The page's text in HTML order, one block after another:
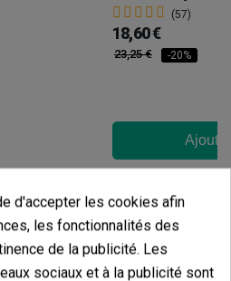
(57)
18,60 €
23,25 € -20%
100.00%
d'accepter les cookies afin
les fonctionnalités des
de la publicité. Les
sociaux et à la publicité sont